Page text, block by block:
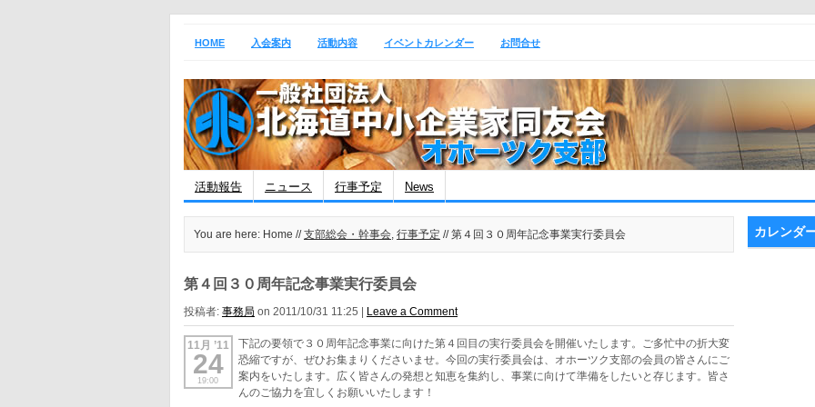
HOME 入会案内 活動内容 イベントカレンダー お問合せ
活動報告 ニュース 行事予定 News
You are here: Home //支部総会・幹事会, 行事予定 // 第４回３０周年記念事業実行委員会
第４回３０周年記念事業実行委員会
投稿者: 事務局 on 2011/10/31 11:25 | Leave a Comment
11月 ’11
24
19:00
下記の要領で３０周年記念事業に向けた第４回目の実行委員会を開催いたします。ご多忙中の折大変
恐縮ですが、ぜひお集まりくださいませ。今回の実行委員会は、オホーツク支部の会員の皆さんにご
案内をいたします。広く皆さんの発想と知恵を集約し、事業に向けて準備をしたいと存じます。皆さ
んのご協力を宜しくお願いいたします！
カレンダ